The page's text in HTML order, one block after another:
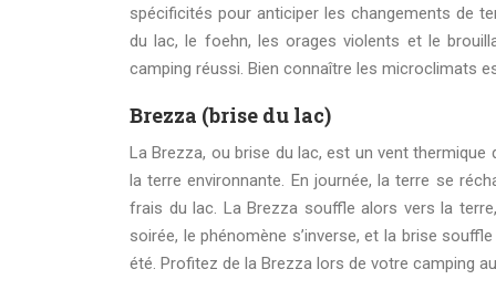
spécificités pour anticiper les changements de
du lac, le foehn, les orages violents et le
camping réussi. Bien connaître les microclimats
Brezza (brise du lac)
La Brezza, ou brise du lac, est un vent
la terre environnante. En journée, la terre se
frais du lac. La Brezza souffle alors vers la
soirée, le phénomène s’inverse, et la brise
été. Profitez de la Brezza lors de votre camping